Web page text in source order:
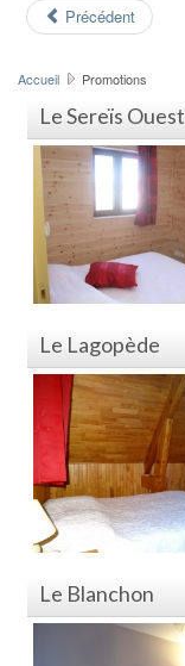
Précédent
Accueil Promotions
Le Sereïs Ouest
Le Lagopède
Le Blanchon